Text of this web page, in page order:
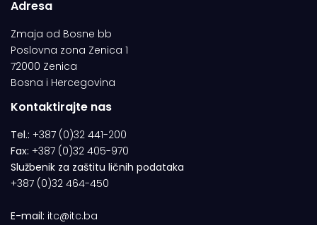
Adresa
Zmaja od Bosne bb
Poslovna zona Zenica 1
72000 Zenica
Bosna i Hercegovina
Kontaktirajte nas
Tel.: +387 (0)32 441-200
Fax: +387 (0)32 405-970
Službenik za zaštitu ličnih podataka
+387 (0)32 464-450
E-mail: itc@itc.ba